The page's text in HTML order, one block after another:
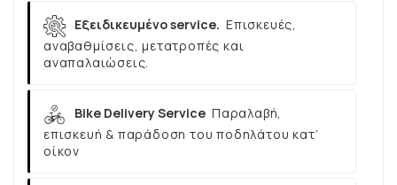
Εξειδικευμένο service. Επισκευές,
αναβαθμίσεις, μετατροπές και
αναπαλαιώσεις.
Bike Delivery Service Παραλαβή,
επισκευή & παράδοση του ποδηλάτου κατ’
οίκον